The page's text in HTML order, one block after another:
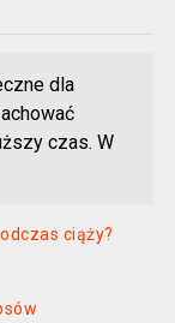
dla
czas. W
ciąży?